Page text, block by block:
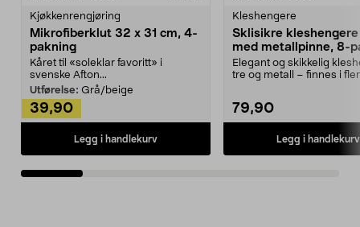
Kjøkkenrengjøring
Mikrofiberklut 32 x 31 cm, 4-
pakning
Kåret til «soleklar favoritt» i
svenske Afton...
Utførelse: Grå/beige
39,90
Legg i handlekurv
Kleshengere
Sklisikre
med metallpinne, 8-
Elegant og skikkelig
tre og metall – finnes i
79,90
Legg i handlekurv